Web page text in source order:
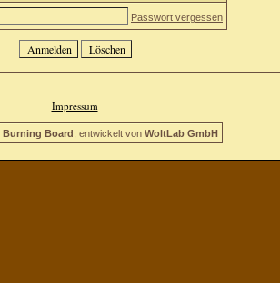
Passwort vergessen
Impressum
Burning Board , entwickelt von WoltLab GmbH